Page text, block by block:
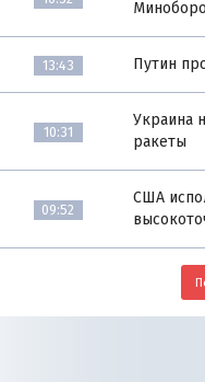
13:43 Путин
10:31
Украина
ракеты
09:52
США